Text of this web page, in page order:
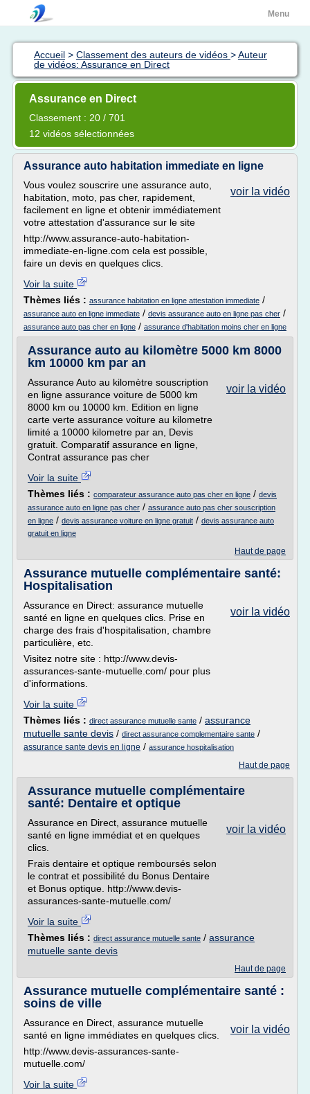
Menu
Accueil > Classement des auteurs de vidéos >Auteur
de vidéos: Assurance en Direct
Assurance en Direct
Classement : 20 / 701
12 vidéos sélectionnées
Assurance auto habitation immediate en ligne
voir la vidéo
Vous voulez souscrire une assurance auto,
habitation, moto, pas cher, rapidement,
facilement en ligne et obtenir immédiatement
votre attestation d'assurance sur le site
http://www.assurance-auto-habitation-
immediate-en-ligne.com cela est possible,
faire un devis en quelques clics.
Voir la suite
Thèmes liés : assurance habitation en ligne attestation immediate /
assurance auto en ligne immediate / devis assurance auto en ligne pas cher /
assurance auto pas cher en ligne / assurance d'habitation moins cher en ligne
Assurance auto au kilomètre 5000 km 8000
km 10000 km par an
voir la vidéo
Assurance Auto au kilomètre souscription
en ligne assurance voiture de 5000 km
8000 km ou 10000 km. Edition en ligne
carte verte assurance voiture au kilometre
limité a 10000 kilometre par an, Devis
gratuit. Comparatif assurance en ligne,
Contrat assurance pas cher
Voir la suite
Thèmes liés : comparateur assurance auto pas cher en ligne / devis
assurance auto en ligne pas cher / assurance auto pas cher souscription
en ligne / devis assurance voiture en ligne gratuit / devis assurance auto
gratuit en ligne
Haut de page
Assurance mutuelle complémentaire santé:
Hospitalisation
voir la vidéo
Assurance en Direct: assurance mutuelle
santé en ligne en quelques clics. Prise en
charge des frais d'hospitalisation, chambre
particulière, etc.
Visitez notre site : http://www.devis-
assurances-sante-mutuelle.com/ pour plus
d'informations.
Voir la suite
Thèmes liés : direct assurance mutuelle sante / assurance
mutuelle sante devis / direct assurance complementaire sante /
assurance sante devis en ligne / assurance hospitalisation
Haut de page
Assurance mutuelle complémentaire
santé: Dentaire et optique
voir la vidéo
Assurance en Direct, assurance mutuelle
santé en ligne immédiat et en quelques
clics.
Frais dentaire et optique remboursés selon
le contrat et possibilité du Bonus Dentaire
et Bonus optique. http://www.devis-
assurances-sante-mutuelle.com/
Voir la suite
Thèmes liés : direct assurance mutuelle sante / assurance
mutuelle sante devis
Haut de page
Assurance mutuelle complémentaire santé :
soins de ville
voir la vidéo
Assurance en Direct, assurance mutuelle
santé en ligne immédiates en quelques clics.
http://www.devis-assurances-sante-
mutuelle.com/
Voir la suite